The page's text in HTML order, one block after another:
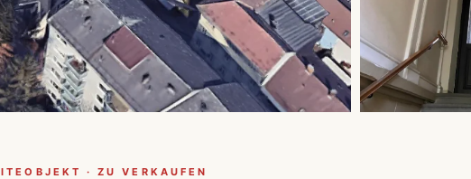
· ZU VERKAUFEN